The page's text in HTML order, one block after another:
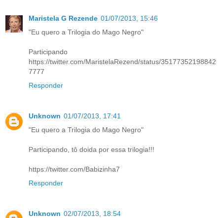
Maristela G Rezende 01/07/2013, 15:46
"Eu quero a Trilogia do Mago Negro"
Participando
https://twitter.com/MaristelaRezend/status/35177352198842
7777
Responder
Unknown 01/07/2013, 17:41
"Eu quero a Trilogia do Mago Negro"
Participando, tô doida por essa trilogia!!!
https://twitter.com/Babizinha7
Responder
Unknown 02/07/2013, 18:54